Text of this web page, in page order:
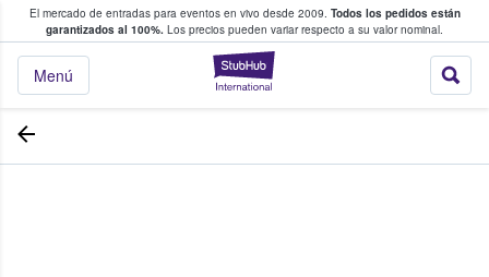
El mercado de entradas para eventos en vivo desde 2009. Todos los pedidos están
garantizados al 100%. Los precios pueden variar respecto a su valor nominal.
StubHub:
Menú
y venta de entradas entre fans